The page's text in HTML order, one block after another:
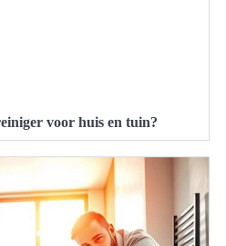
voor huis en tuin?